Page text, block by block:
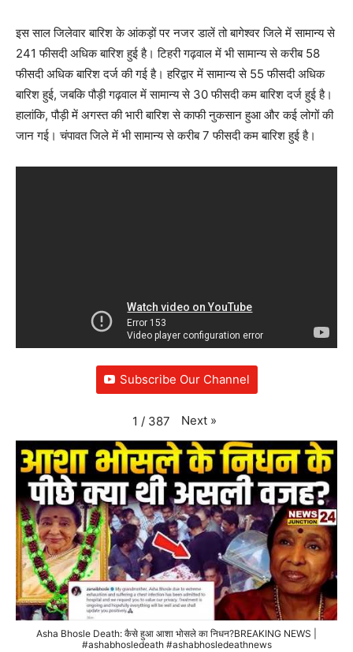
इस साल जिलेवार बारिश के आंकड़ों पर नजर डालें तो बागेश्वर जिले में सामान्य से
241 फीसदी अधिक बारिश हुई है। टिहरी गढ़वाल में भी सामान्य से करीब 58
फीसदी अधिक बारिश दर्ज की गई है। हरिद्वार में सामान्य से 55 फीसदी अधिक
बारिश हुई, जबकि पौड़ी गढ़वाल में सामान्य से 30 फीसदी कम बारिश दर्ज हुई है।
हालांकि, पौड़ी में अगस्त की भारी बारिश से काफी नुकसान हुआ और कई लोगों की
जान गई। चंपावत जिले में भी सामान्य से करीब 7 फीसदी कम बारिश हुई है।
Subscribe Our Channel
1 / 387 Next »
Asha Bhosle Death: कैसे हुआ आशा भोसले का निधन?BREAKING NEWS |
#ashabhosledeath #ashabhosledeathnews